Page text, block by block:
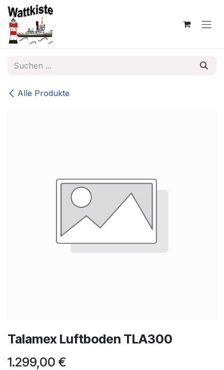
Zum Inhalt springen
Alle Produkte
Talamex Luftboden TLA300
1.299,00 €